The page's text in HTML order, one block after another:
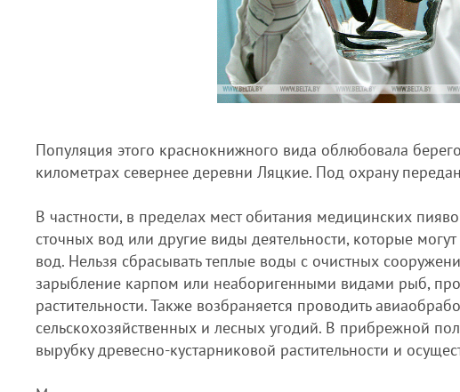
Популяция этого краснокнижного вида облюбовала
километрах севернее деревни Ляцкие. Под охрану
В частности, в пределах мест обитания медицинских
сточных вод или другие виды деятельности, которые
вод. Нельзя сбрасывать теплые воды с очистных
зарыбление карпом или неаборигенными видами рыб,
растительности. Также возбраняется проводить
сельскохозяйственных и лесных угодий. В прибрежной
вырубку древесно-кустарниковой растительности и